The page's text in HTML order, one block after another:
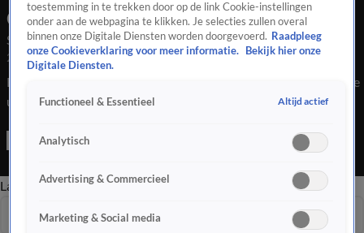
Ochtend Editie
Seizoen 2026, aflevering 323
21 jan, 08:00
Bekijk aflevering 323 van Hart van Nederland - Ochtend Editie
uit seizoen 2026 hier. Deze aflevering is uitgezonden op 21
Editie is een Nieuws programma
Late EditieOchtend EditieVroege Editie
Seizoen 2026
toestemming in te trekken door op de link Cookie-instellingen
onder aan de webpagina te klikken. Je selecties zullen overal
binnen onze Digitale Diensten worden doorgevoerd. Raadpleeg
onze Cookieverklaring voor meer informatie.
Bekijk hier onze
Digitale Diensten.
Functioneel & Essentieel Altijd actief
Analytisch
Advertising & Commercieel
Marketing & Social media